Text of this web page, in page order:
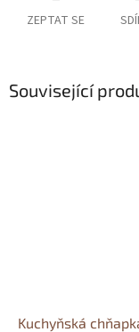
ZEPTAT SE
Související
Kuchyňská